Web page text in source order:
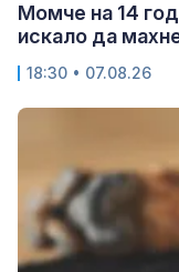
Момче на 14
искало да
18:30 • 07.08.26